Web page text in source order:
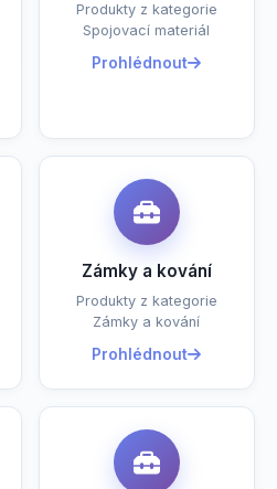
Produkty z kategorie
Spojovací materiál
Prohlédnout
Zámky a kování
Produkty z kategorie
Zámky a kování
Prohlédnout